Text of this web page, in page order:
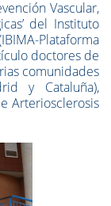
Vascular,
del Instituto
Plataforma
doctores de
comunidades
y Cataluña),
Arteriosclerosis